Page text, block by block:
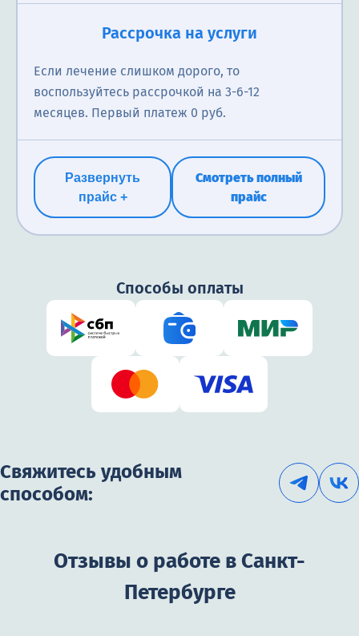
уровня общего холестерина, ЛПВП, ЛПНП и
триглицеридов. Помогает выявить риск сердечно-
сосудистых заболеваний и нарушений обмена
веществ. Без подготовки.
695₽
Рассрочка на услуги
Если лечение слишком дорого, то
воспользуйтесь рассрочкой на 3-6-12
месяцев. Первый платеж 0 руб.
Развернуть
прайс +
Смотреть полный
прайс
Способы оплаты
Свяжитесь удобным
способом:
Отзывы о работе в Санкт-
Петербурге